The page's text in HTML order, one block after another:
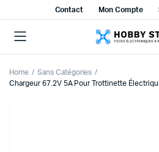
Contact Mon Compte
Home
Sans Catégories
Chargeur 67.2V 5A Pour Trottinette